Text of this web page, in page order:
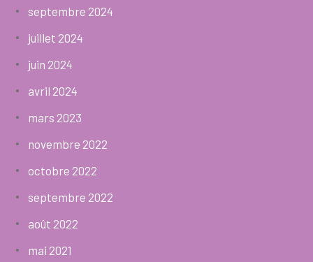
septembre 2024
juillet 2024
juin 2024
avril 2024
mars 2023
novembre 2022
octobre 2022
septembre 2022
août 2022
mai 2021